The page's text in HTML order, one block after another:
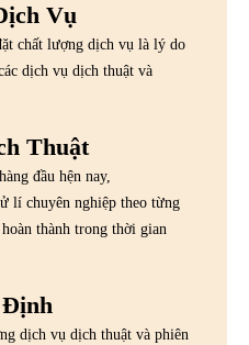
Vụ
chất lượng dịch vụ là lý do
dịch vụ dịch thuật và
Thuật
đầu hện nay,
lí chuyên nghiệp theo từng
thành trong thời gian
Định
dịch vụ dịch thuật và phiên